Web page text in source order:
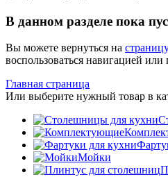
В данном разделе пока
Вы можете вернуться на
воспользоваться навигацией или
Главная страница
Или выберите нужный товар в
Мойки